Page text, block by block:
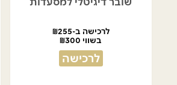
לרכישה ב-₪255
בשווי ₪300
לרכישה